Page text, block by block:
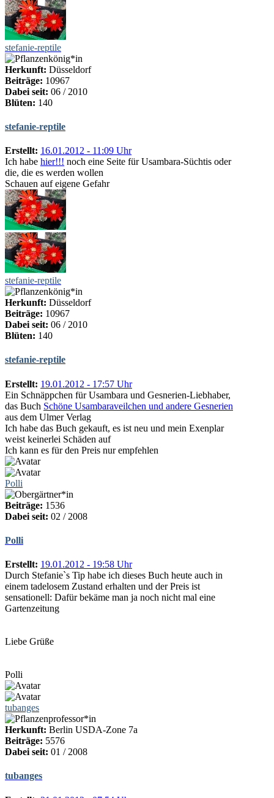
stefanie-reptile
Herkunft: Düsseldorf
Beiträge: 10967
Dabei seit: 06 / 2010
Blüten: 140
stefanie-reptile
Erstellt: 16.01.2012 - 11:09 Uhr
Ich habe hier!!! noch eine Seite für Usambara-Süchtis oder
die, die es werden wollen
Schauen auf eigene Gefahr
stefanie-reptile
Herkunft: Düsseldorf
Beiträge: 10967
Dabei seit: 06 / 2010
Blüten: 140
stefanie-reptile
Erstellt: 19.01.2012 - 17:57 Uhr
Ein Schnäppchen für Usambara und Gesnerien-Liebhaber,
das Buch Schöne Usambaraveilchen und andere Gesnerien
aus dem Ulmer Verlag
Ich habe das Buch gekauft, es ist neu und mein Exenplar
weist keinerlei Schäden auf
Ich kann es für den Preis nur empfehlen
Polli
Beiträge: 1536
Dabei seit: 02 / 2008
Polli
Erstellt: 19.01.2012 - 19:58 Uhr
Durch Stefanie`s Tip habe ich dieses Buch heute auch in
einem tadelosem Zustand erhalten und der Preis ist
sensationell: Dafür bekäme man ja noch nicht mal eine
Gartenzeitung
Liebe Grüße
Polli
tubanges
Herkunft: Berlin USDA-Zone 7a
Beiträge: 5576
Dabei seit: 01 / 2008
tubanges